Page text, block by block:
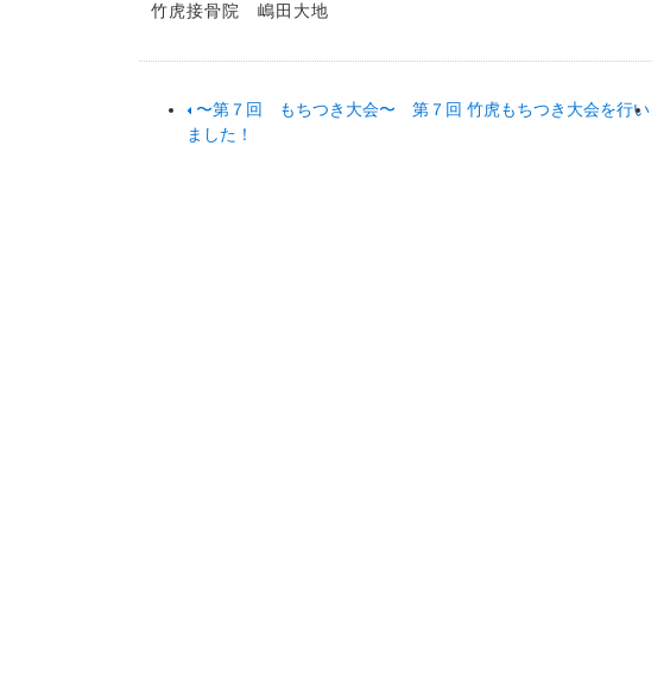
竹虎接骨院 嶋田大地
〜第７回 もちつき大会〜 第７回 竹虎もちつき大会を行い
ました！